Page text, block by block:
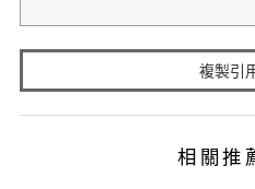
複製引
相關推